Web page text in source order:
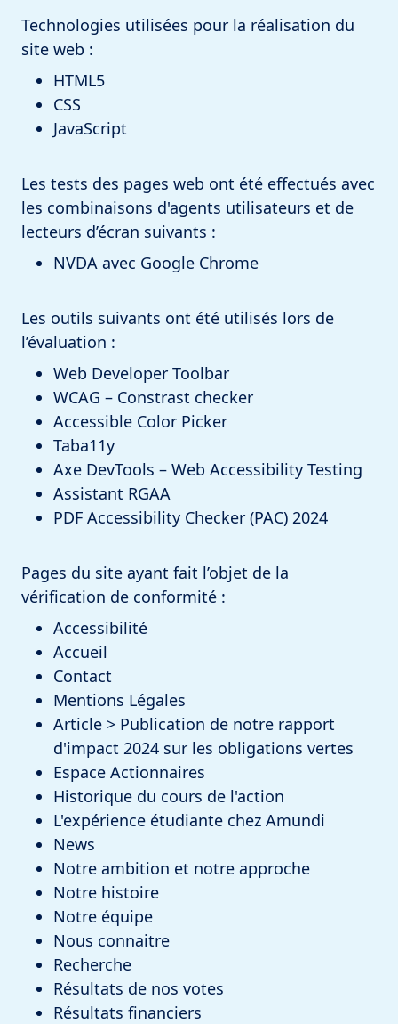
Technologies utilisées pour la réalisation du
site web :
HTML5
CSS
JavaScript
Les tests des pages web ont été effectués avec
les combinaisons d'agents utilisateurs et de
lecteurs d’écran suivants :
NVDA avec Google Chrome
Les outils suivants ont été utilisés lors de
l’évaluation :
Web Developer Toolbar
WCAG – Constrast checker
Accessible Color Picker
Taba11y
Axe DevTools – Web Accessibility Testing
Assistant RGAA
PDF Accessibility Checker (PAC) 2024
Pages du site ayant fait l’objet de la
vérification de conformité :
Accessibilité
Accueil
Contact
Mentions Légales
Article > Publication de notre rapport
d'impact 2024 sur les obligations vertes
Espace Actionnaires
Historique du cours de l'action
L'expérience étudiante chez Amundi
News
Notre ambition et notre approche
Notre histoire
Notre équipe
Nous connaitre
Recherche
Résultats de nos votes
Résultats financiers